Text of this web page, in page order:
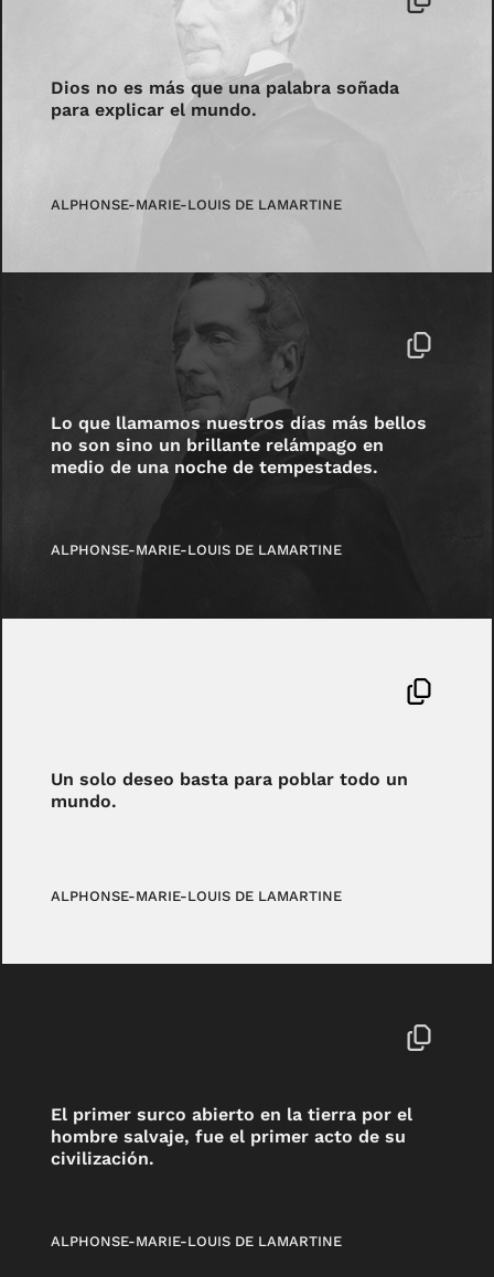
Dios no es más que una palabra soñada
para explicar el mundo.
ALPHONSE-MARIE-LOUIS DE LAMARTINE
Lo que llamamos nuestros días más bellos
no son sino un brillante relámpago en
medio de una noche de tempestades.
ALPHONSE-MARIE-LOUIS DE LAMARTINE
Un solo deseo basta para poblar todo un
mundo.
ALPHONSE-MARIE-LOUIS DE LAMARTINE
El primer surco abierto en la tierra por el
hombre salvaje, fue el primer acto de su
civilización.
ALPHONSE-MARIE-LOUIS DE LAMARTINE